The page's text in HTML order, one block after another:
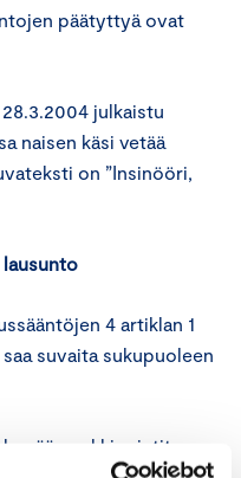
päätyttyä ovat
julkaistu
naisen käsi vetää
on ”Insinööri,
4 artiklan 1
suvaita sukupuoleen
markkinointitapaa